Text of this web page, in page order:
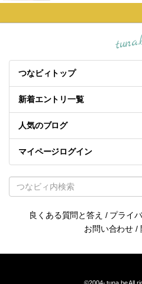
つなビィトップ
新着エントリ一覧
人気のブログ
マイページログイン
良くある質問と答え / プライ
お問い合わせ /
©2004-tuna.beAll